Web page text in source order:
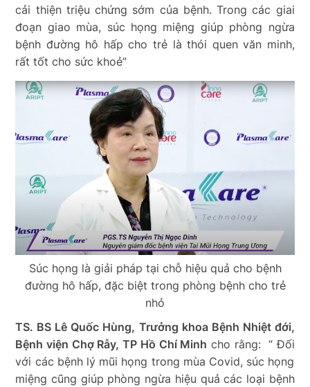
cải thiện triệu chứng sớm của bệnh. Trong các giai
đoạn giao mùa, súc họng miệng giúp phòng ngừa
bệnh đường hô hấp cho trẻ là thói quen văn minh,
rất tốt cho sức khoẻ”
Súc họng là giải pháp tại chỗ hiệu quả cho bệnh
đường hô hấp, đặc biệt trong phòng bệnh cho trẻ
nhỏ
TS. BS Lê Quốc Hùng, Trưởng khoa Bệnh Nhiệt đới,
Bệnh viện Chợ Rẫy, TP Hồ Chí Minh cho rằng: “Đối
với các bệnh lý mũi họng trong mùa Covid, súc họng
miệng cũng giúp phòng ngừa hiệu quả các loại bệnh